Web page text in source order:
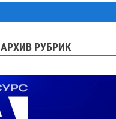
АРХИВ РУБРИК